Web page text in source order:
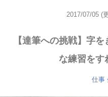
2017/07/05 (
【達筆への挑戦】字
な練習をす
仕事